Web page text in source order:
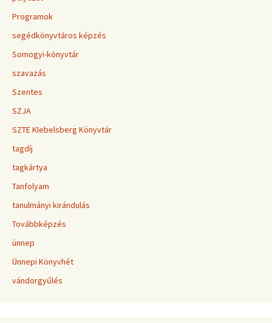
Programok
segédkönyvtáros képzés
Somogyi-könyvtár
szavazás
Szentes
SZJA
SZTE Klebelsberg Könyvtár
tagdíj
tagkártya
Tanfolyam
tanulmányi kirándulás
Továbbképzés
ünnep
Ünnepi Könyvhét
vándorgyűlés